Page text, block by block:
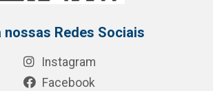
nossas Redes Sociais
Instagram
Facebook